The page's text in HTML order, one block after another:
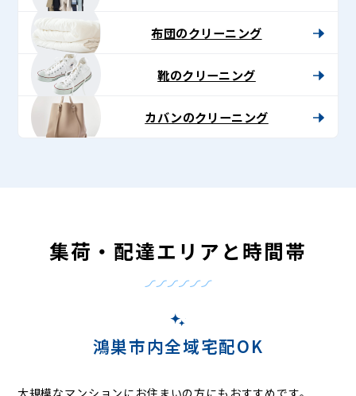
布団のクリーニング
靴のクリーニング
カバンのクリーニング
集荷・配達エリアと時間帯
鴻巣市内全域宅配OK